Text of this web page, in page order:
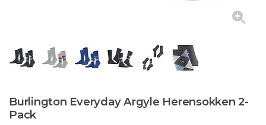
Burlington Everyday Argyle Herensokken 2-
Pack